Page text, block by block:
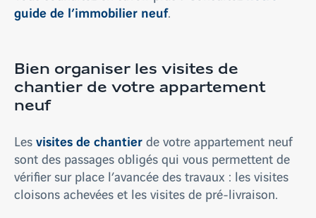
guide de l’immobilier neuf.
Bien organiser les visites de
chantier de votre appartement
neuf
Lesvisites de chantierde votre appartement neuf
sont des passages obligés qui vous permettent de
vérifier sur place l’avancée des travaux : les visites
cloisons achevées et les visites de pré-livraison.